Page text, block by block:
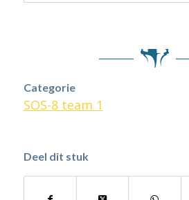
Categorie
SOS-8 team 1
Deel dit stuk